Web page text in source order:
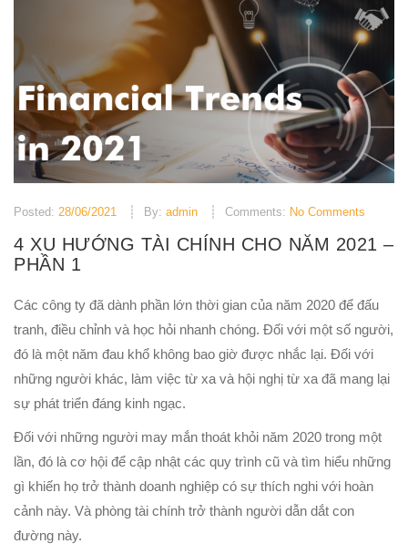
Posted: 28/06/2021 By: admin Comments: No Comments
4 XU HƯỚNG TÀI CHÍNH CHO NĂM 2021 –
PHẦN 1
Các công ty đã dành phần lớn thời gian của năm 2020 để đấu
tranh, điều chỉnh và học hỏi nhanh chóng. Đối với một số người,
đó là một năm đau khổ không bao giờ được nhắc lại. Đối với
những người khác, làm việc từ xa và hội nghị từ xa đã mang lại
sự phát triển đáng kinh ngạc.
Đối với những người may mắn thoát khỏi năm 2020 trong một
lần, đó là cơ hội để cập nhật các quy trình cũ và tìm hiểu những
gì khiến họ trở thành doanh nghiệp có sự thích nghi với hoàn
cảnh này. Và phòng tài chính trở thành người dẫn dắt con
đường này.